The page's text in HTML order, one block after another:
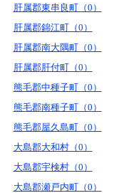
肝属郡東串良町（0）
肝属郡錦江町（0）
肝属郡南大隅町（0）
肝属郡肝付町（0）
熊毛郡中種子町（0）
熊毛郡南種子町（0）
熊毛郡屋久島町（0）
大島郡大和村（0）
大島郡宇検村（0）
大島郡瀬戸内町（0）